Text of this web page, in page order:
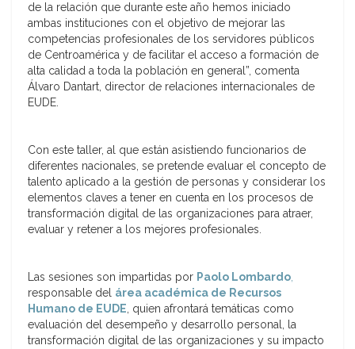
de la relación que durante este año hemos iniciado
ambas instituciones con el objetivo de mejorar las
competencias profesionales de los servidores públicos
de Centroamérica y de facilitar el acceso a formación de
alta calidad a toda la población en general”, comenta
Álvaro Dantart, director de relaciones internacionales de
EUDE.
Con este taller, al que están asistiendo funcionarios de
diferentes nacionales, se pretende evaluar el concepto de
talento aplicado a la gestión de personas y considerar los
elementos claves a tener en cuenta en los procesos de
transformación digital de las organizaciones para atraer,
evaluar y retener a los mejores profesionales.
Las sesiones son impartidas por Paolo Lombardo
responsable del área académica de Recursos
Humano de EUDE , quien afrontará temáticas como
evaluación del desempeño y desarrollo personal, la
transformación digital de las organizaciones y su impacto